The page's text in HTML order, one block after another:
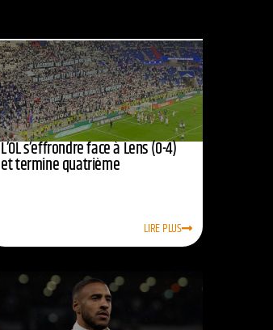
L’OL s’effrondre face à Lens (0-4)
et termine quatrième
LIRE PLUS